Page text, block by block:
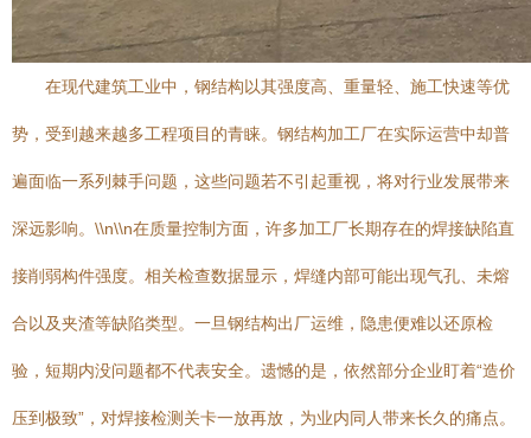
在现代建筑工业中，钢结构以其强度高、重量轻、施工快速等优
势，受到越来越多工程项目的青睐。钢结构加工厂在实际运营中却普
遍面临一系列棘手问题，这些问题若不引起重视，将对行业发展带来
深远影响。\\n\\n在质量控制方面，许多加工厂长期存在的焊接缺陷直
接削弱构件强度。相关检查数据显示，焊缝内部可能出现气孔、未熔
合以及夹渣等缺陷类型。一旦钢结构出厂运维，隐患便难以还原检
验，短期内没问题都不代表安全。遗憾的是，依然部分企业盯着“造价
压到极致”，对焊接检测关卡一放再放，为业内同人带来长久的痛点。